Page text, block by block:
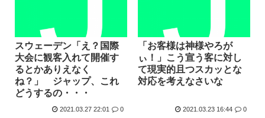
スウェーデン「え？国際
大会に観客入れて開催す
るとかありえなく
ね？」 ジャップ、これ
どうするの・・・
2021.03.27 22:01 0
「お客様は神様やろが
ぃ！」こう宣う客に対し
て現実的且つスカッとな
対応を考えなさいな
2021.03.23 16:44 0